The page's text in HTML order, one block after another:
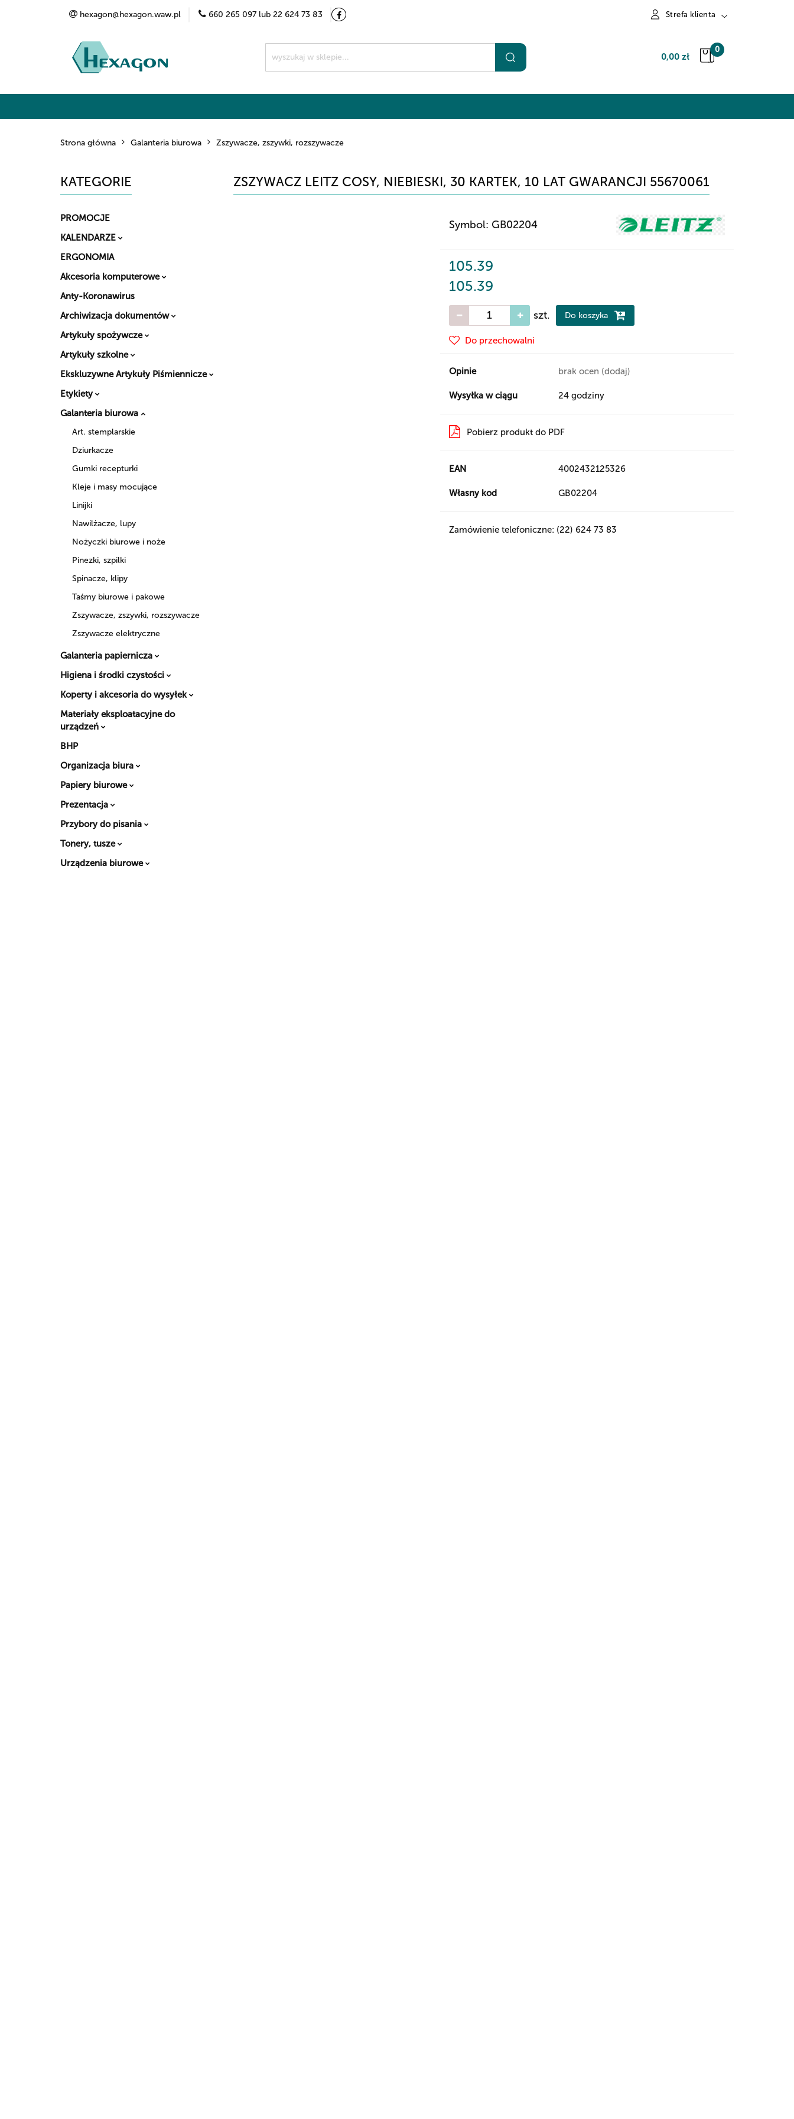
hexagon@hexagon.waw.pl 660 265 097 lub 22 624 73 83 Strefa klienta
Zaloguj się
Zarejestruj się
0,00 zł
0
Kategorie
Strona główna Galanteria biurowa Zszywacze, zszywki, rozszywacze
KATEGORIE
PROMOCJE
KALENDARZE
ERGONOMIA
Akcesoria komputerowe
Anty-Koronawirus
Archiwizacja dokumentów
Artykuły spożywcze
Artykuły szkolne
Ekskluzywne Artykuły Piśmiennicze
Etykiety
Galanteria biurowa
Art. stemplarskie
Dziurkacze
Gumki recepturki
Kleje i masy mocujące
Linijki
Nawilżacze, lupy
Nożyczki biurowe i noże
Pinezki, szpilki
Spinacze, klipy
Taśmy biurowe i pakowe
Zszywacze, zszywki, rozszywacze
Zszywacze elektryczne
Galanteria papiernicza
Higiena i środki czystości
Koperty i akcesoria do wysyłek
Materiały eksploatacyjne do
urządzeń
BHP
Organizacja biura
Papiery biurowe
Prezentacja
Przybory do pisania
Tonery, tusze
Urządzenia biurowe
ZSZYWACZ LEITZ COSY, NIEBIESKI, 30 KARTEK, 10 LAT GWARANCJI 55670061
Symbol: GB02204
105.39
105.39
szt. Do koszyka
Do przechowalni
Opinie brak ocen (dodaj)
Wysyłka w ciągu 24 godziny
Pobierz produkt do PDF
EAN 4002432125326
Własny kod GB02204
Zamówienie telefoniczne: (22) 624 73 83